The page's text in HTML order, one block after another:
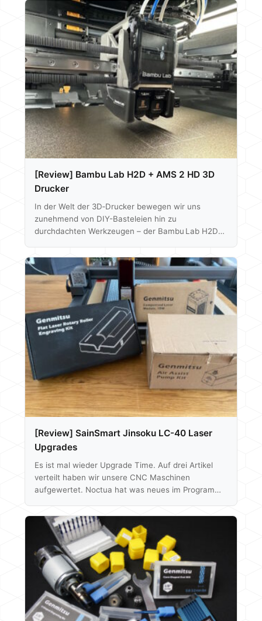
[Review] Bambu Lab H2D + AMS 2 HD 3D
Drucker
In der Welt der 3D‑Drucker bewegen wir uns
zunehmend von DIY-Basteleien hin zu
durchdachten Werkzeugen – der Bambu Lab H2D
intuitive Bedienung und ein zukunftsfähiges
Ökosystem, das an das „Apple-Gefühl“ erinnert.Wir
nutzen den H2D seit drei Wochen intensiv im Alltag
– inklusive eigener Projekte wie Filament-Adapter,
Garten-Halterungen oder Werkstatt-Upgrades. Zeit
für ein fundiertes Review, das nicht nur Technik,
sondern Design und das Nutzererlebnis beleuchtet.
Unboxing Beim Auspacken des H2D wird sofort…
[Review] SainSmart Jinsoku LC-40 Laser
Upgrades
Es ist mal wieder Upgrade Time. Auf drei Artikel
verteilt haben wir unsere CNC Maschinen
aufgewertet. Noctua hat was neues im Programm
Anwendung zu bringen und SainSmart hat seit dem
Release des LC-40 Lasers auch einiges an
Erweiterungen auf den Markt gebracht, ebenso
sieht es bei der 3020 Pro MAX Fräse aus. Den Test
zum LC-40 könnt ihr euch hier nochmal
anschauen, den der 3020 Pro MAX…